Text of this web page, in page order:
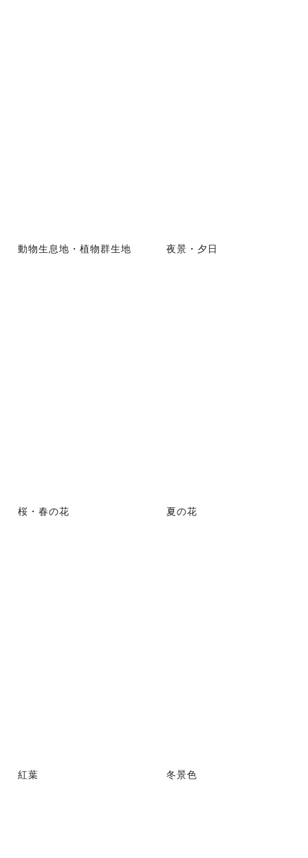
動物生息地・植物群生地 夜景・夕日
桜・春の花 夏の花
紅葉 冬景色